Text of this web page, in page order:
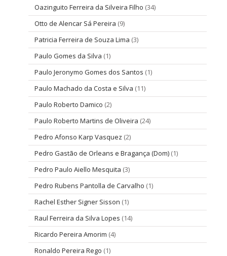
Oazinguito Ferreira da Silveira Filho (34)
Otto de Alencar Sá Pereira (9)
Patricia Ferreira de Souza Lima (3)
Paulo Gomes da Silva (1)
Paulo Jeronymo Gomes dos Santos (1)
Paulo Machado da Costa e Silva (11)
Paulo Roberto Damico (2)
Paulo Roberto Martins de Oliveira (24)
Pedro Afonso Karp Vasquez (2)
Pedro Gastão de Orleans e Bragança (Dom) (1)
Pedro Paulo Aiello Mesquita (3)
Pedro Rubens Pantolla de Carvalho (1)
Rachel Esther Signer Sisson (1)
Raul Ferreira da Silva Lopes (14)
Ricardo Pereira Amorim (4)
Ronaldo Pereira Rego (1)